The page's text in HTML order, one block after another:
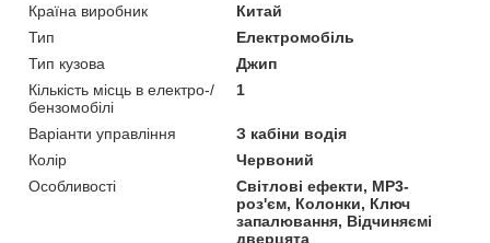
Країна виробник
Китай
Тип
Електромобіль
Тип кузова
Джип
Кількість місць в електро-/
бензомобілі
1
Варіанти управління
З кабіни водія
Колір
Червоний
Особливості
Світлові ефекти, MP3-
роз'єм, Колонки, Ключ
запалювання, Відчиняємі
дверцята